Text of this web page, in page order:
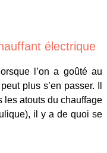
électrique
l’on a goûté au
plus s’en passer. Il
les atouts du chauffage
il y a de quoi se